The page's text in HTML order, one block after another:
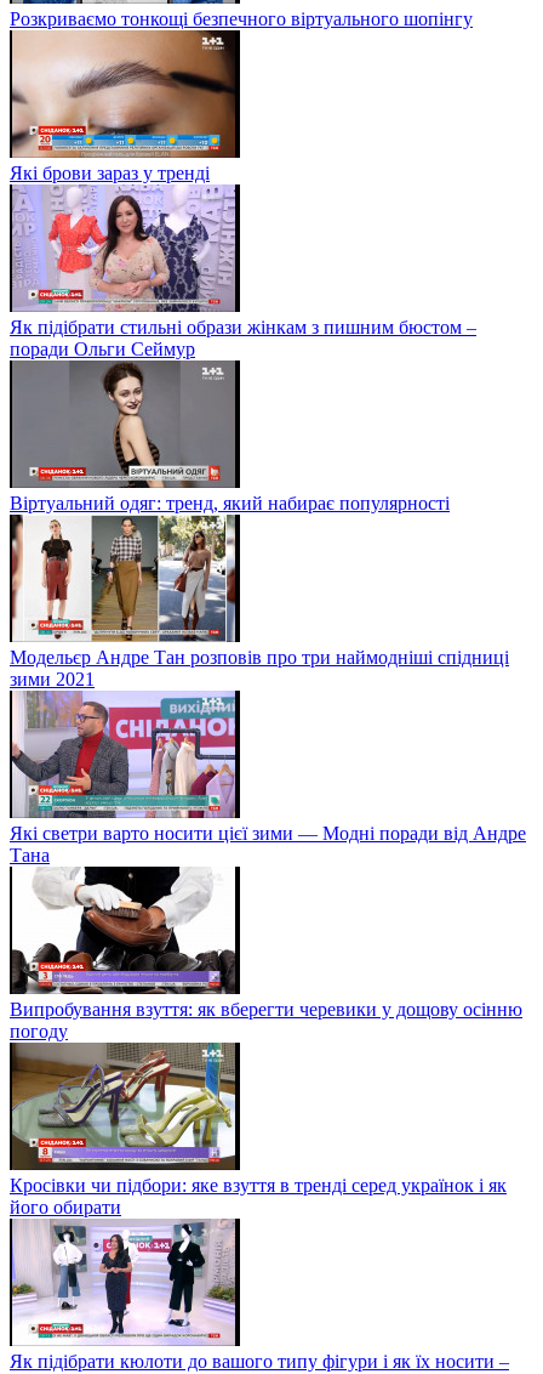
Розкриваємо тонкощі безпечного віртуального шопінгу
Які брови зараз у тренді
Як підібрати стильні образи жінкам з пишним бюстом –
поради Ольги Сеймур
Віртуальний одяг: тренд, який набирає популярності
Модельєр Андре Тан розповів про три наймодніші спідниці
зими 2021
Які светри варто носити цієї зими — Модні поради від Андре
Тана
Випробування взуття: як вберегти черевики у дощову осінню
погоду
Кросівки чи підбори: яке взуття в тренді серед українок і як
його обирати
Як підібрати кюлоти до вашого типу фігури і як їх носити –